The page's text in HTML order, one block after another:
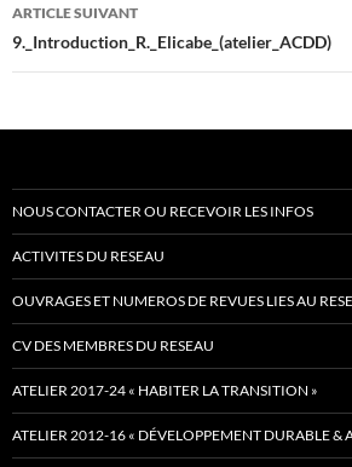
ARTICLE SUIVANT
9._Introduction_R._Elicabe_(atelier_ACDD)
NOUS CONTACTER OU RECEVOIR LES INFOS
ACTIVITES DU RESEAU
OUVRAGES ET NUMEROS DE REVUES LIES AU
CV DES MEMBRES DU RESEAU
ATELIER 2017-24 « HABITER LA TRANSITION »
ATELIER 2012-16 « DÉVELOPPEMENT DURABLE &